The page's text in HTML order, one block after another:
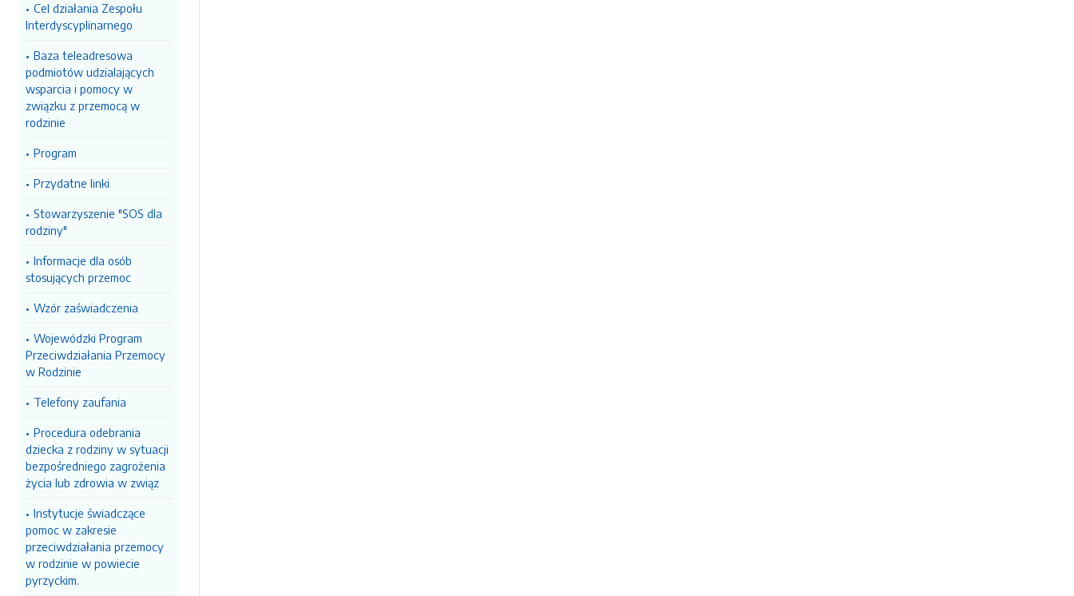
Cel działania Zespołu
Interdyscyplinarnego
Baza teleadresowa
podmiotów udzialających
wsparcia i pomocy w
związku z przemocą w
rodzinie
Program
Przydatne linki
Stowarzyszenie "SOS dla
rodziny"
Informacje dla osób
stosujących przemoc
Wzór zaświadczenia
Wojewódzki Program
Przeciwdziałania Przemocy
w Rodzinie
Telefony zaufania
Procedura odebrania
dziecka z rodziny w sytuacji
bezpośredniego zagrożenia
życia lub zdrowia w związ
Instytucje świadczące
pomoc w zakresie
przeciwdziałania przemocy
w rodzinie w powiecie
pyrzyckim.